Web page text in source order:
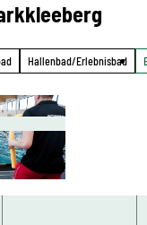
Hallenbad/Erlebnisbad